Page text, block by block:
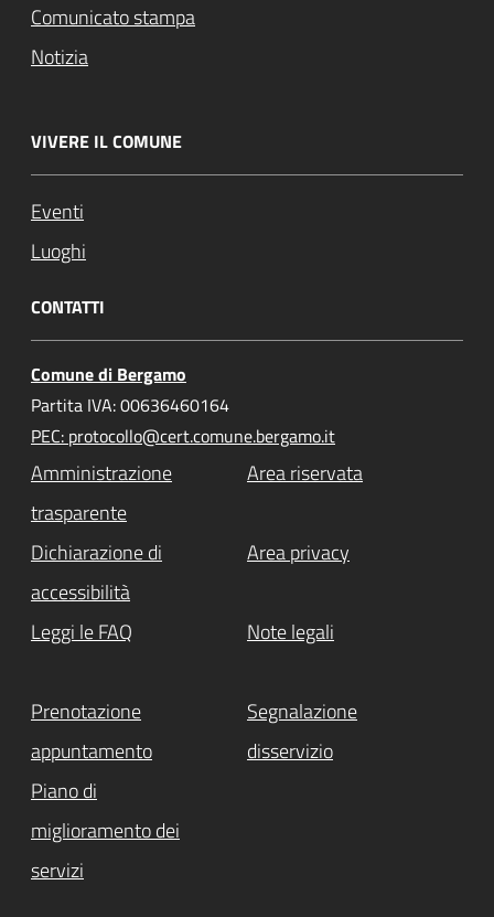
Comunicato stampa
Notizia
VIVERE IL COMUNE
Eventi
Luoghi
CONTATTI
Comune di Bergamo
Partita IVA: 00636460164
PEC: protocollo@cert.comune.bergamo.it
Amministrazione
trasparente
Area riservata
Dichiarazione di
accessibilità
Area privacy
Leggi le FAQ Note legali
Prenotazione
appuntamento
Segnalazione
disservizio
Piano di
miglioramento dei
servizi